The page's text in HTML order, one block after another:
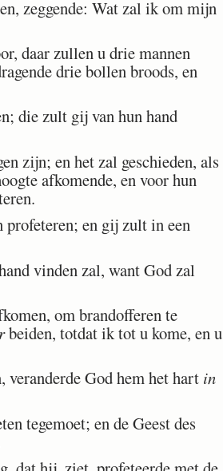
zeggende: Wat zal ik om mijn
daar zullen u drie mannen
drie bollen broods, en
die zult gij van hun hand
zijn; en het zal geschieden, als
afkomende, en voor hun
profeteren; en gij zult in een
vinden zal, want God zal
om brandofferen te
beiden, totdat ik tot u kome, en u
veranderde God hem het hart in
tegemoet; en de Geest des